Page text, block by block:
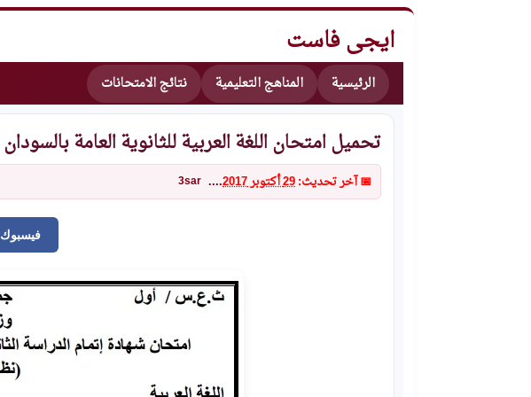
ايجى فاست
الرئيسية المناهج التعليمية نتائج الامتحانات
تحميل امتحان اللغة العربية للثانوية العامة بالسودان 2016 بالاجابة النموذجية نسخة واضحة للطباعة
📅 آخر تحديث:29 أكتوبر 2017 ....
3sar
فيسبوك